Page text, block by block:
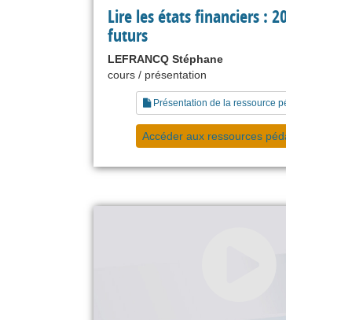
Lire les états financiers : 20 les
futurs
LEFRANCQ Stéphane
cours / présentation
Présentation de la ressource pédagogique
Accéder aux ressources pédagogiques